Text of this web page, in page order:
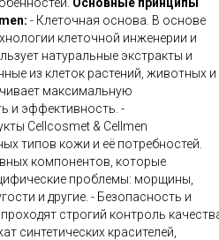
клеточной инженерии и
натуральные экстракты и
из клеток растений, животных и
максимальную
эффективность. -
Cellcosmet & Cellmen
типов кожи и её потребностей.
компонентов, которые
проблемы: морщины,
- Безопасность и
строгий контроль
синтетических красителей,